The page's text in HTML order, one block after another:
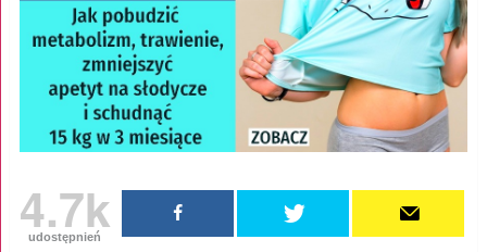
4.7k
udostępnień